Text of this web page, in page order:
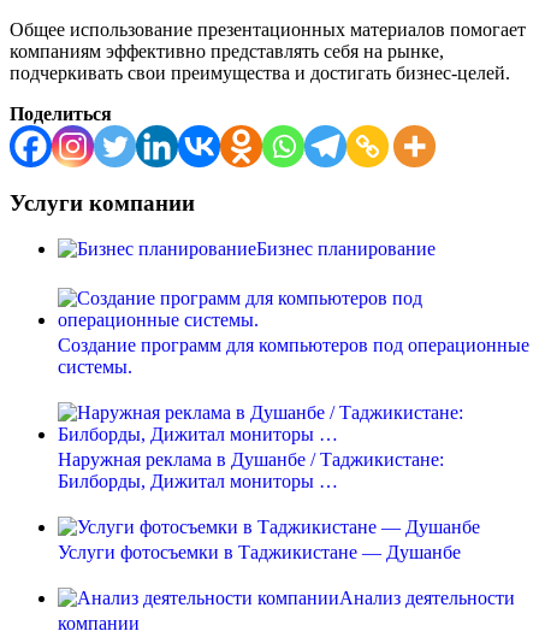
Общее использование презентационных материалов помогает
компаниям эффективно представлять себя на рынке,
подчеркивать свои преимущества и достигать бизнес-целей.
Поделиться
Услуги компании
Бизнес планирование
Создание программ для компьютеров под операционные
системы.
Наружная реклама в Душанбе / Таджикистане:
Билборды, Дижитал мониторы …
Услуги фотосъемки в Таджикистане — Душанбе
Анализ деятельности
компании